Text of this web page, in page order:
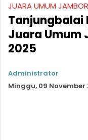
JUARA UMUM
Tanjungbalai
Juara Umum
2025
Administrator
Minggu, 09 November